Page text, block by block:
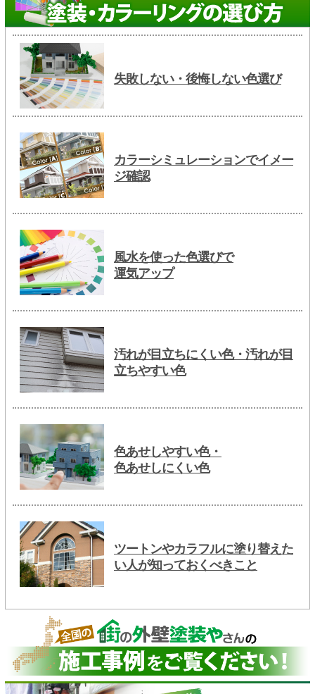
失敗しない・後悔しない色選び
カラーシミュレーションでイメー
ジ確認
風水を使った色選びで
運気アップ
汚れが目立ちにくい色・汚れが目
立ちやすい色
色あせしやすい色・
色あせしにくい色
ツートンやカラフルに塗り替えた
い人が知っておくべきこと